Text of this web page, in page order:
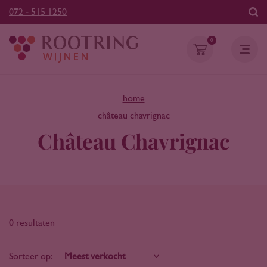
072 - 515 1250
0
home
château chavrignac
Château Chavrignac
0 resultaten
Sorteer op: